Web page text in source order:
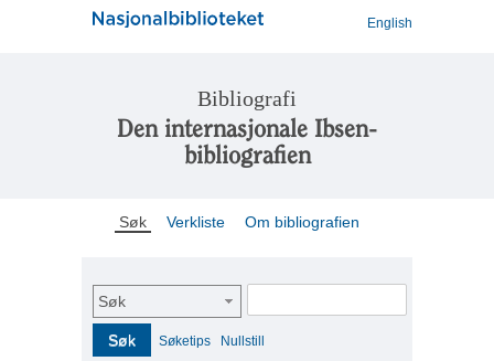
English
Bibliografi
Den internasjonale Ibsen-
bibliografien
Søk Verkliste Om bibliografien
Søk
Søk Søketips Nullstill